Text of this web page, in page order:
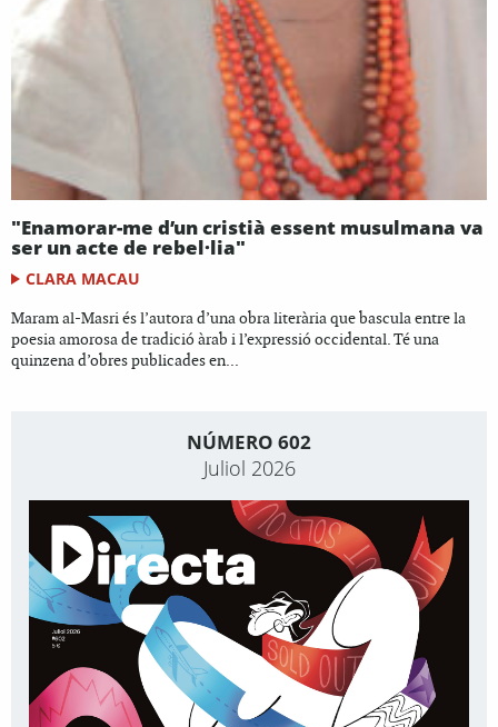
"Enamorar-me d’un cristià essent musulmana va
ser un acte de rebel·lia"
CLARA MACAU
Maram al-Masri és l’autora d’una obra literària que bascula entre la
poesia amorosa de tradició àrab i l’expressió occidental. Té una
quinzena d’obres publicades en...
NÚMERO 602
Juliol 2026